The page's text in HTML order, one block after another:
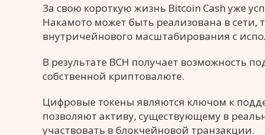
За свою короткую жизнь Bitcoin Cash уже
Накамото может быть реализована в сети,
внутричейнового масштабирования с
В результате ВСН получает возможность
собственной криптовалюте.
Цифровые токены являются ключом к
позволяют активу, существующему в
участвовать в блокчейновой транзакции.